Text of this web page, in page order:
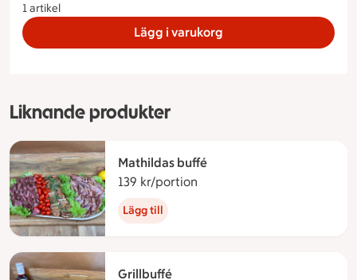
1 artikel
Lägg i varukorg
Liknande produkter
Mathildas buffé
139 kr/portion
Lägg till
Grillbuffé